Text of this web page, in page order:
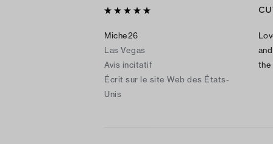
Miche26
Las Vegas
Avis incitatif
Écrit sur le site Web des États-
Unis
the